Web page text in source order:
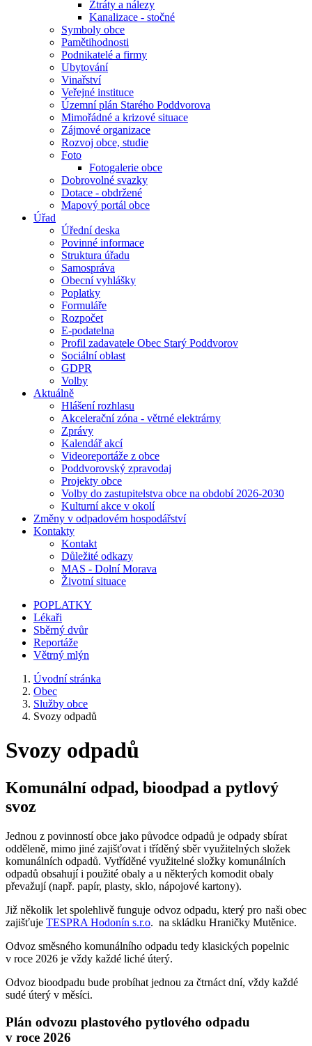
Ztráty a nálezy
Kanalizace - stočné
Symboly obce
Pamětihodnosti
Podnikatelé a firmy
Ubytování
Vinařství
Veřejné instituce
Územní plán Starého Poddvorova
Mimořádné a krizové situace
Zájmové organizace
Rozvoj obce, studie
Foto
Fotogalerie obce
Dobrovolné svazky
Dotace - obdržené
Mapový portál obce
Úřad
Úřední deska
Povinné informace
Struktura úřadu
Samospráva
Obecní vyhlášky
Poplatky
Formuláře
Rozpočet
E-podatelna
Profil zadavatele Obec Starý Poddvorov
Sociální oblast
GDPR
Volby
Aktuálně
Hlášení rozhlasu
Akcelerační zóna - větrné elektrárny
Zprávy
Kalendář akcí
Videoreportáže z obce
Poddvorovský zpravodaj
Projekty obce
Volby do zastupitelstva obce na období 2026-2030
Kulturní akce v okolí
Změny v odpadovém hospodářství
Kontakty
Kontakt
Důležité odkazy
MAS - Dolní Morava
Životní situace
POPLATKY
Lékaři
Sběrný dvůr
Reportáže
Větrný mlýn
Úvodní stránka
Obec
Služby obce
Svozy odpadů
Svozy odpadů
Komunální odpad, bioodpad a pytlový
svoz
Jednou z povinností obce jako původce odpadů je odpady sbírat
odděleně, mimo jiné zajišťovat i tříděný sběr využitelných složek
komunálních odpadů. Vytříděné využitelné složky komunálních
odpadů obsahují i použité obaly a u některých komodit obaly
převažují (např. papír, plasty, sklo, nápojové kartony).
Již několik let spolehlivě funguje odvoz odpadu, který pro naši obec
zajišťuje TESPRA Hodonín s.r.o. na skládku Hraničky Mutěnice.
Odvoz směsného komunálního odpadu tedy klasických popelnic
v roce 2026 je vždy každé liché úterý.
Odvoz bioodpadu bude probíhat jednou za čtrnáct dní, vždy každé
sudé úterý v měsíci.
Plán odvozu plastového pytlového odpadu
v roce 2026